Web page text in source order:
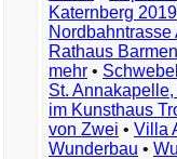
Katernberg 2019
Rathaus
mehr •
St.
im Kunsthaus
von Zwei • Villa
Wunderbau •